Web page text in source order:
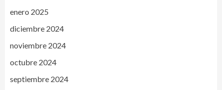
enero 2025
diciembre 2024
noviembre 2024
octubre 2024
septiembre 2024